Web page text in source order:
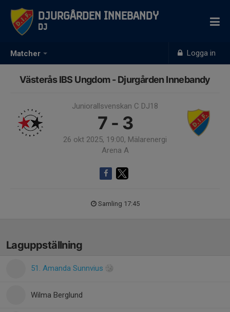
Matcher Logga in
Djurgården Innebandy
DJ
Västerås IBS Ungdom - Djurgården Innebandy
Juniorallsvenskan C DJ18
7 - 3
26 okt 2025, 19:00, Mälarenergi
Arena A
Samling 17:45
Laguppställning
51. Amanda Sunnvius
Wilma Berglund